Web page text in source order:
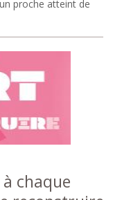
proche atteint de
chaque